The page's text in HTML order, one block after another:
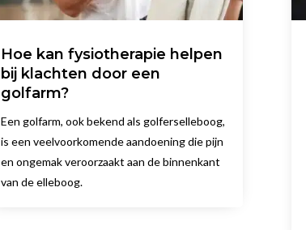
Hoe kan fysiotherapie helpen
bij klachten door een
golfarm?
Een golfarm, ook bekend als golferselleboog,
is een veelvoorkomende aandoening die pijn
en ongemak veroorzaakt aan de binnenkant
van de elleboog.